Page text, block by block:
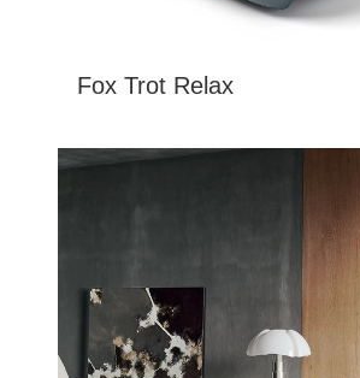
Fox Trot Relax